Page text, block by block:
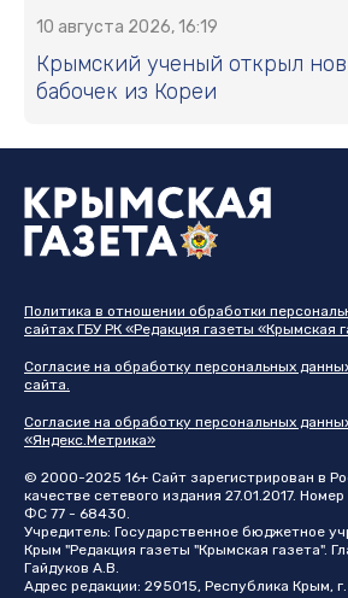
10 августа 2026, 16:19
Крымский ученый открыл
бабочек из Кореи
Политика в отношении обработки
сайтах ГБУ РК «Редакция газеты «Крымская
Согласие на обработку персональных
сайта.
Согласие на обработку персональных
«Яндекс.Метрика»
© 2000-2025 16+ Сайт зарегистрирован в
качестве сетевого издания 27.01.2017.
ФС 77 - 68430.
Учредитель: Государственное бюджетное
Крым "Редакция газеты "Крымская газета".
Гайдуков А.В.
Адрес редакции: 295015, Республика Крым,